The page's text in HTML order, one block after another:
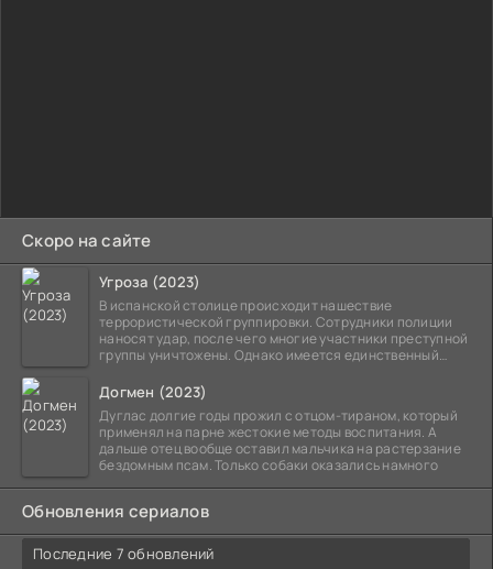
Скоро на сайте
Угроза (2023)
В испанской столице происходит нашествие
террористической группировки. Сотрудники полиции
наносят удар, после чего многие участники преступной
группы уничтожены. Однако имеется единственный
Догмен (2023)
Дуглас долгие годы прожил с отцом-тираном, который
применял на парне жестокие методы воспитания. А
дальше отец вообще оставил мальчика на растерзание
бездомным псам. Только собаки оказались намного
Обновления сериалов
Последние 7 обновлений